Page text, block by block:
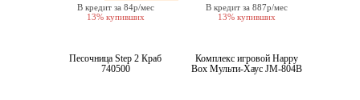
В кредит за 84р/мес
13% купивших
В кредит за 887р/мес
13% купивших
Песочница Step 2 Краб
740500
Комплекс игровой Happy
Box Мульти-Хаус JM-804B